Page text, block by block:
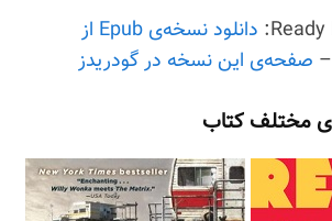
Ready
دانلود نسخه‌ی Epub از
– صفحه‌ی این نسخه در گودریدز
مختلف کتاب